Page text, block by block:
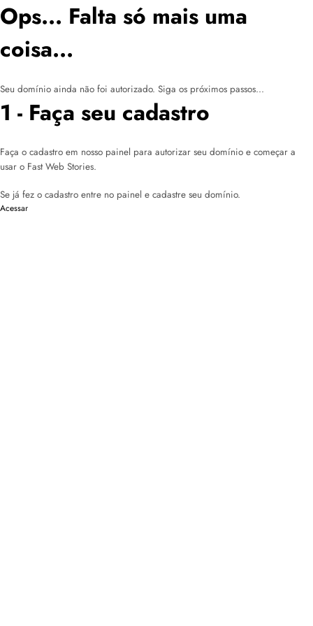
Ops... Falta só mais uma
coisa...
Seu domínio ainda não foi autorizado. Siga os próximos passos...
1 - Faça seu cadastro
Faça o cadastro em nosso painel para autorizar seu domínio e começar a
usar o Fast Web Stories.
Se já fez o cadastro entre no painel e cadastre seu domínio.
Acessar